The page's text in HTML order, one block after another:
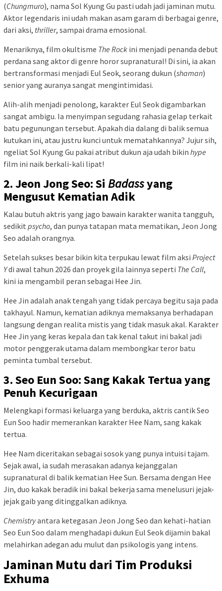
(Chungmuro), nama Sol Kyung Gu pasti udah jadi jaminan mutu.
Aktor legendaris ini udah makan asam garam di berbagai genre,
dari aksi, thriller, sampai drama emosional.
Menariknya, film okultisme The Rock ini menjadi penanda debut
perdana sang aktor di genre horor supranatural! Di sini, ia akan
bertransformasi menjadi Eul Seok, seorang dukun (shaman)
senior yang auranya sangat mengintimidasi.
Alih-alih menjadi penolong, karakter Eul Seok digambarkan
sangat ambigu. Ia menyimpan segudang rahasia gelap terkait
batu pegunungan tersebut. Apakah dia dalang di balik semua
kutukan ini, atau justru kunci untuk mematahkannya? Jujur sih,
ngeliat Sol Kyung Gu pakai atribut dukun aja udah bikin hype
film ini naik berkali-kali lipat!
2. Jeon Jong Seo: Si Badassyang
Mengusut Kematian Adik
Kalau butuh aktris yang jago bawain karakter wanita tangguh,
sedikit psycho, dan punya tatapan mata mematikan, Jeon Jong
Seo adalah orangnya.
Setelah sukses besar bikin kita terpukau lewat film aksi Project
Ydi awal tahun 2026 dan proyek gila lainnya seperti The Call,
kini ia mengambil peran sebagai Hee Jin.
Hee Jin adalah anak tengah yang tidak percaya begitu saja pada
takhayul. Namun, kematian adiknya memaksanya berhadapan
langsung dengan realita mistis yang tidak masuk akal. Karakter
Hee Jin yang keras kepala dan tak kenal takut ini bakal jadi
motor penggerak utama dalam membongkar teror batu
peminta tumbal tersebut.
3. Seo Eun Soo: Sang Kakak Tertua yang
Penuh Kecurigaan
Melengkapi formasi keluarga yang berduka, aktris cantik Seo
Eun Soo hadir memerankan karakter Hee Nam, sang kakak
tertua.
Hee Nam diceritakan sebagai sosok yang punya intuisi tajam.
Sejak awal, ia sudah merasakan adanya kejanggalan
supranatural di balik kematian Hee Sun. Bersama dengan Hee
Jin, duo kakak beradik ini bakal bekerja sama menelusuri jejak-
jejak gaib yang ditinggalkan adiknya.
Chemistryantara ketegasan Jeon Jong Seo dan kehati-hatian
Seo Eun Soo dalam menghadapi dukun Eul Seok dijamin bakal
melahirkan adegan adu mulut dan psikologis yang intens.
Jaminan Mutu dari Tim Produksi
Exhuma